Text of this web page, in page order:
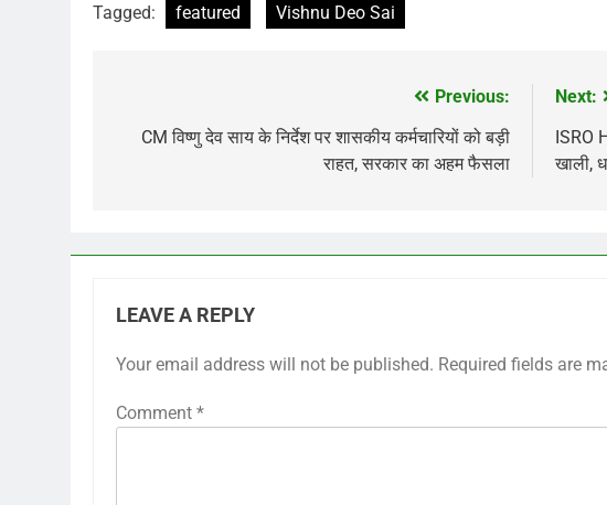
Tagged: featured Vishnu Deo Sai
navigation
Previous:
CM विष्णु देव साय के निर्देश पर शासकीय कर्मचारियों को बड़ी
राहत, सरकार का अहम फैसला
Next:
ISRO
खाली,
LEAVE A REPLY
Your email address will not be published. Required fields are
Comment *